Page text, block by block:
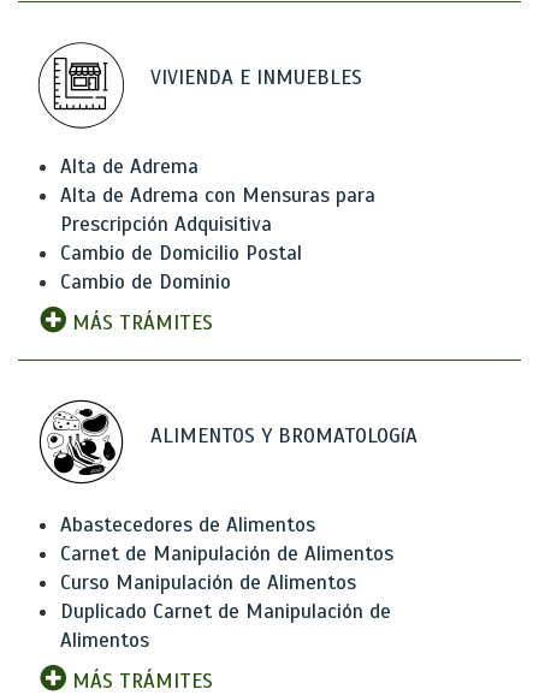
VIVIENDA E INMUEBLES
Alta de Adrema
Alta de Adrema con Mensuras para
Prescripción Adquisitiva
Cambio de Domicilio Postal
Cambio de Dominio
MÁS TRÁMITES
ALIMENTOS Y BROMATOLOGíA
Abastecedores de Alimentos
Carnet de Manipulación de Alimentos
Curso Manipulación de Alimentos
Duplicado Carnet de Manipulación de
Alimentos
MÁS TRÁMITES